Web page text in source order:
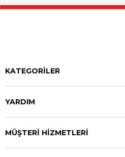
KATEGORİLER
YARDIM
MÜŞTERİ HİZMETLERİ